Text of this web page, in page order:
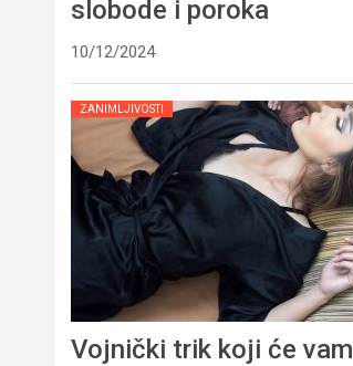
slobode i poroka
10/12/2024
ZANIMLJIVOSTI
Vojnički trik koji će vam